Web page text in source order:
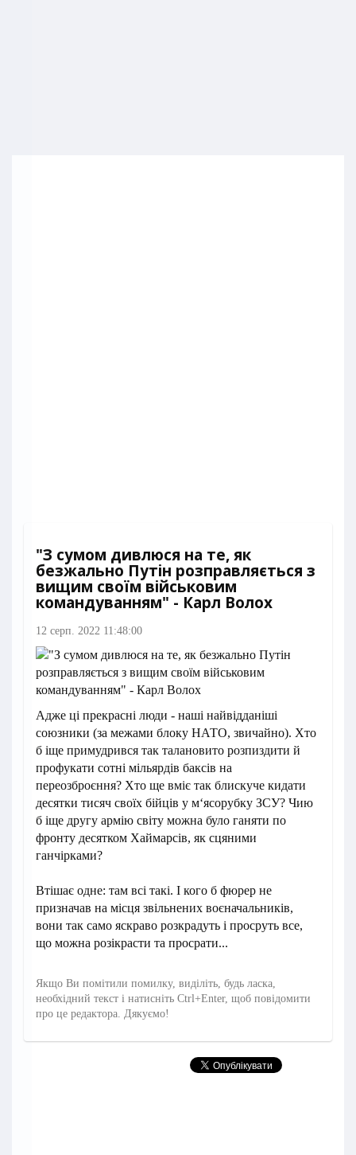
"З сумом дивлюся на те, як
безжально Путін розправляється з
вищим своїм військовим
командуванням" - Карл Волох
12 серп. 2022 11:48:00
Адже ці прекрасні люди - наші найвідданіші
союзники (за межами блоку НАТО, звичайно). Хто
б іще примудрився так талановито розпиздити й
профукати сотні мільярдів баксів на
переозброєння? Хто ще вміє так блискуче кидати
десятки тисяч своїх бійців у м‘ясорубку ЗСУ? Чию
б іще другу армію світу можна було ганяти по
фронту десятком Хаймарсів, як сцяними
ганчірками?
Втішає одне: там всі такі. І кого б фюрер не
призначав на місця звільнених воєначальників,
вони так само яскраво розкрадуть і просруть все,
що можна розікрасти та просрати...
Якщо Ви помітили помилку, виділіть, будь ласка,
необхідний текст і натисніть Ctrl+Enter, щоб повідомити
про це редактора. Дякуємо!